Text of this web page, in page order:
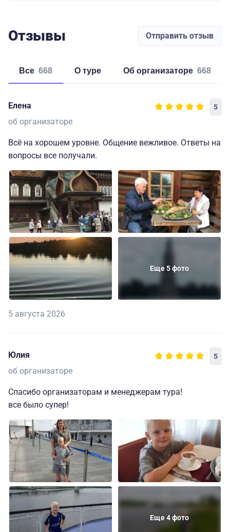
Отзывы Отправить отзыв
Все 668 о туре об организаторе 668
Елена 5
об организаторе
Всё на хорошем уровне. Общение вежливое. Ответы на
вопросы все получали.
Еще 5 фото
5 августа 2026
Юлия 5
об организаторе
Спасибо организаторам и менеджерам тура!
все было супер!
Еще 4 фото